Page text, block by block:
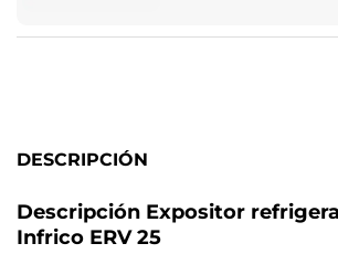
DESCRIPCIÓN
Descripción Expositor
Infrico ERV 25